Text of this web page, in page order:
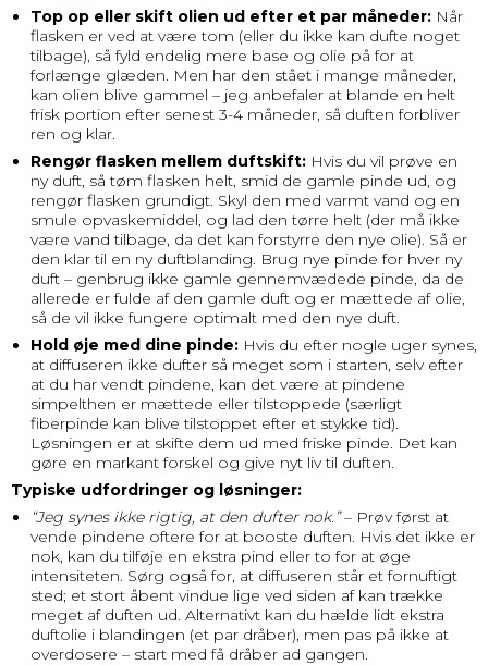
Top op eller skift olien ud efter et par måneder:Når
flasken er ved at være tom (eller du ikke kan dufte noget
tilbage), så fyld endelig mere base og olie på for at
forlænge glæden. Men har den stået i mange måneder,
kan olien blive gammel – jeg anbefaler at blande en helt
frisk portion efter senest 3-4 måneder, så duften forbliver
ren og klar.
Rengør flasken mellem duftskift:Hvis du vil prøve en
ny duft, så tøm flasken helt, smid de gamle pinde ud, og
rengør flasken grundigt. Skyl den med varmt vand og en
smule opvaskemiddel, og lad den tørre helt (der må ikke
være vand tilbage, da det kan forstyrre den nye olie). Så er
den klar til en ny duftblanding. Brug nye pinde for hver ny
duft – genbrug ikke gamle gennemvædede pinde, da de
allerede er fulde af den gamle duft og er mættede af olie,
så de vil ikke fungere optimalt med den nye duft.
Hold øje med dine pinde:Hvis du efter nogle uger synes,
at diffuseren ikke dufter så meget som i starten, selv efter
at du har vendt pindene, kan det være at pindene
simpelthen er mættede eller tilstoppede (særligt
fiberpinde kan blive tilstoppet efter et stykke tid).
Løsningen er at skifte dem ud med friske pinde. Det kan
gøre en markant forskel og give nyt liv til duften.
Typiske udfordringer og løsninger:
“Jeg synes ikke rigtig, at den dufter nok.”– Prøv først at
vende pindene oftere for at booste duften. Hvis det ikke er
nok, kan du tilføje en ekstra pind eller to for at øge
intensiteten. Sørg også for, at diffuseren står et fornuftigt
sted; et stort åbent vindue lige ved siden af kan trække
meget af duften ud. Alternativt kan du hælde lidt ekstra
duftolie i blandingen (et par dråber), men pas på ikke at
overdosere – start med få dråber ad gangen.